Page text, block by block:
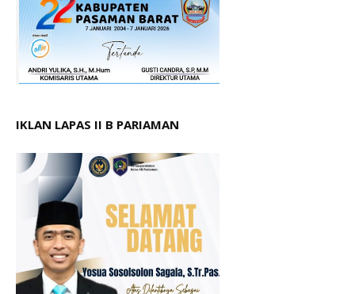
IKLAN LAPAS II B PARIAMAN